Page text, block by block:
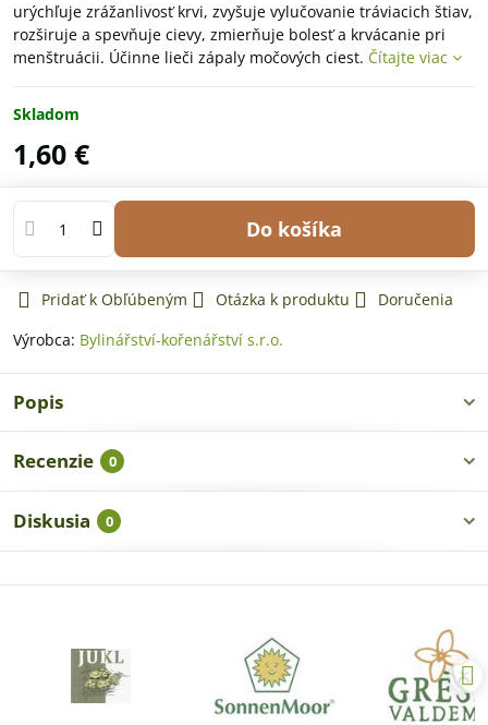
urýchľuje zrážanlivosť krvi, zvyšuje vylučovanie tráviacich štiav,
rozširuje a spevňuje cievy, zmierňuje bolesť a krvácanie pri
menštruácii. Účinne lieči zápaly močových ciest. Čítajte viac
Skladom
1,60 €
Do košíka
Pridať k Obľúbeným Otázka k produktu
Doručenia
Výrobca: Bylinářství-kořenářství s.r.o.
Popis
Recenzie 0
Diskusia 0